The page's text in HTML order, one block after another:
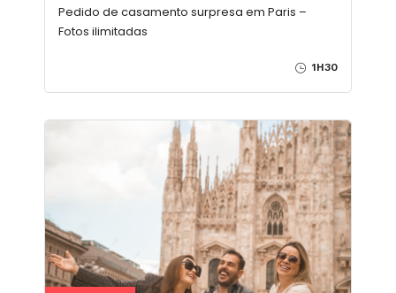
Pedido de casamento surpresa em Paris –
Fotos ilimitadas
1H30